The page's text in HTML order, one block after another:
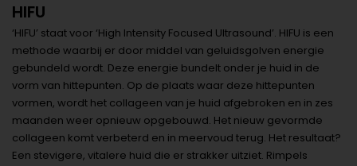
HIFU
‘HIFU’ staat voor ‘High Intensity Focused Ultrasound’. HIFU is een
methode waarbij er door middel van geluidsgolven energie
gebundeld wordt. Deze energie bundelt onder je huid in de
vorm van hittepunten. Op de plaats waar deze hittepunten
vormen, wordt het collageen van je huid afgebroken en in zes
maanden weer opnieuw opgebouwd. Het nieuw gevormde
collageen komt verbeterd en in meervoud terug. Het resultaat?
Een stevigere, vitalere huid die er strakker uitziet. Rimpels